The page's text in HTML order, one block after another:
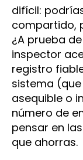
difícil:
compartido,
¿A prueba
inspector
registro
sistema
asequible o
número de
pensar en
que ahorras.